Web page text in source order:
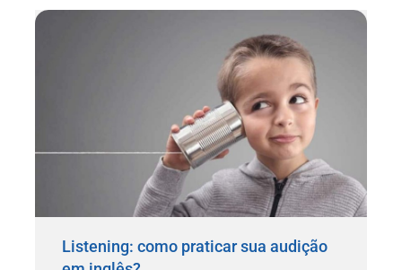
Listening: como praticar sua audição